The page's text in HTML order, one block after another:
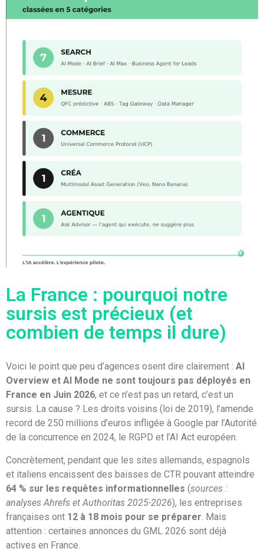
La France : pourquoi notre
sursis est précieux (et
combien de temps il dure)
Voici le point que peu d’agences osent dire clairement : AI
Overview et AI Mode ne sont toujours pas déployés en
France en Juin 2026, et ce n’est pas un retard, c’est un
sursis. La cause ? Les droits voisins (loi de 2019), l’amende
record de 250 millions d’euros infligée à Google par l’Autorité
de la concurrence en 2024, le RGPD et l’AI Act européen.
Concrètement, pendant que les sites allemands, espagnols
et italiens encaissent des baisses de CTR pouvant atteindre
64 % sur les requêtes informationnelles (sources :
analyses Ahrefs et Authoritas 2025-2026), les entreprises
françaises ont 12 à 18 mois pour se préparer . Mais
attention : certaines annonces du GML 2026 sont déjà
actives en France.